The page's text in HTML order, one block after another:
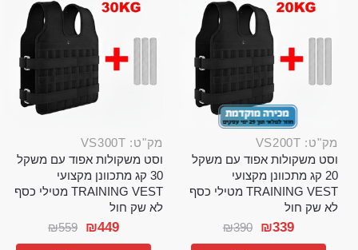
מק"ט: VS200T
וסט משקולות אפוד עם משקל
20 קג מתכוונן מקצועי
TRAINING VEST מטילי כסף
לא שק חול
₪390 ₪339
מק"ט: VS300T
וסט משקולות אפוד עם משקל
30 קג מתכוונן מקצועי
TRAINING VEST מטילי כסף
לא שק חול
₪559 ₪449